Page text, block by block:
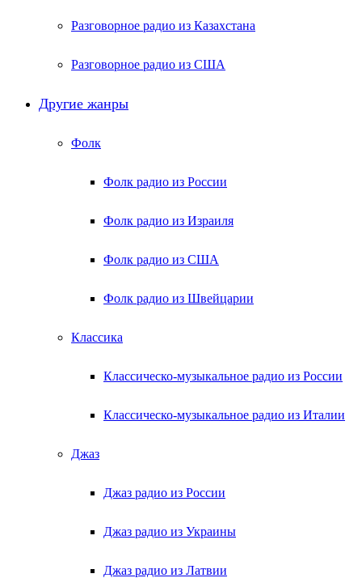
Разговорное радио из Казахстана
Разговорное радио из США
Другие жанры
Фолк
Фолк радио из России
Фолк радио из Израиля
Фолк радио из США
Фолк радио из Швейцарии
Классика
Классическо-музыкальное радио из России
Классическо-музыкальное радио из Италии
Джаз
Джаз радио из России
Джаз радио из Украины
Джаз радио из Латвии